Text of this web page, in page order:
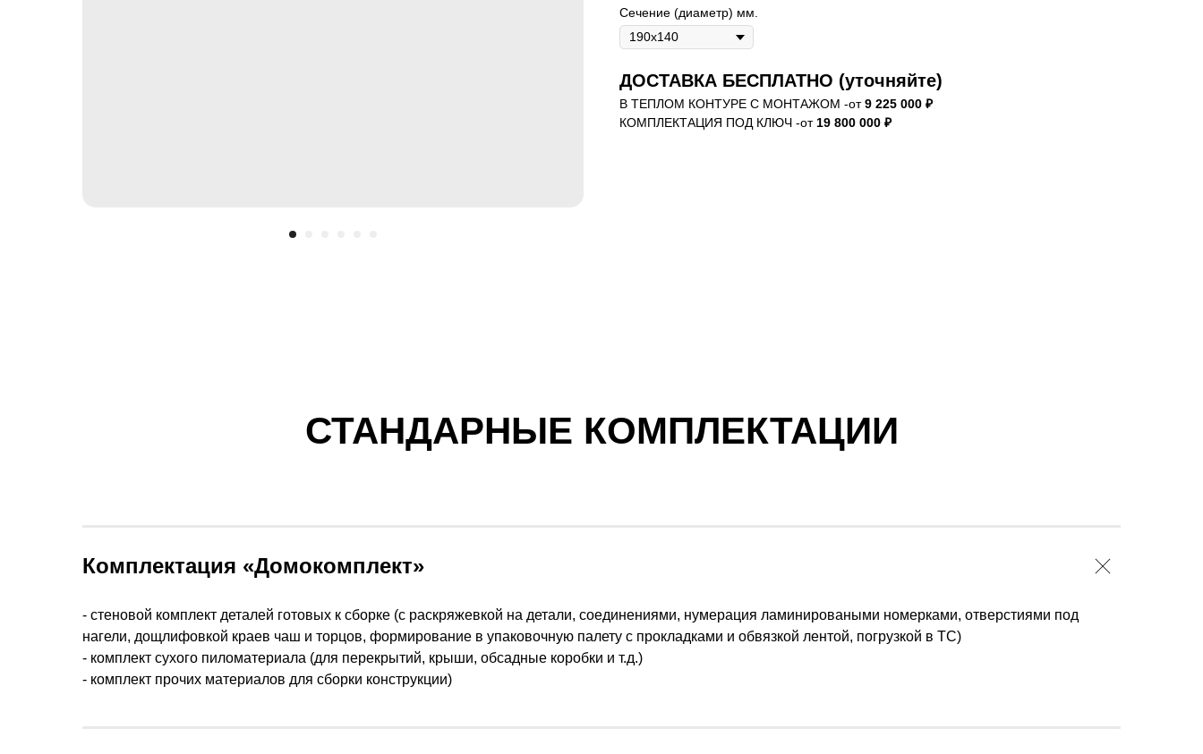
Сечение (диаметр) мм.
ДОСТАВКА БЕСПЛАТНО (уточняйте)
В ТЕПЛОМ КОНТУРЕ С МОНТАЖОМ -от9 225 000 ₽
КОМПЛЕКТАЦИЯ ПОД КЛЮЧ -от19 800 000 ₽
СТАНДАРНЫЕ КОМПЛЕКТАЦИИ
Комплектация «Домокомплект»
- стеновой комплект деталей готовых к сборке (с раскряжевкой на детали, соединениями, нумерация ламинироваными номерками, отверстиями под
нагели, дощлифовкой краев чаш и торцов, формирование в упаковочную палету с прокладками и обвязкой лентой, погрузкой в ТС)
- комплект сухого пиломатериала (для перекрытий, крыши, обсадные коробки и т.д.)
- комплект прочих материалов для сборки конструкции)